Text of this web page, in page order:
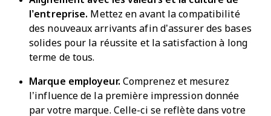
l’entreprise. Mettez en avant la compatibilité
des nouveaux arrivants afin d’assurer des bases
solides pour la réussite et la satisfaction à long
terme de tous.
Marque employeur. Comprenez et mesurez
l’influence de la première impression donnée
par votre marque. Celle-ci se reflète dans votre